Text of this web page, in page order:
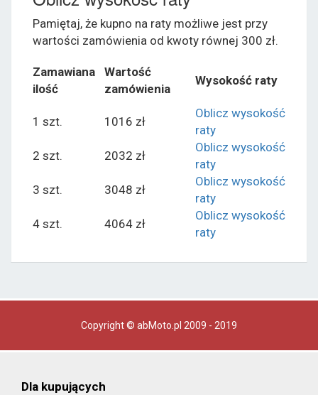
Pamiętaj, że kupno na raty możliwe jest przy
wartości zamówienia od kwoty równej 300 zł.
Zamawiana
ilość
Wartość
zamówienia
Wysokość raty
1 szt. 1016 zł
Oblicz wysokość
raty
2 szt.
2032 zł
Oblicz wysokość
raty
3 szt.
3048 zł
Oblicz wysokość
raty
4 szt.
4064 zł
Oblicz wysokość
raty
Copyright © abMoto.pl 2009 - 2019
Dla kupujących